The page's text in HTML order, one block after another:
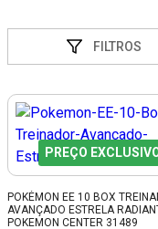
FILTROS
PREÇO
POKÉMON EE 10 BOX
AVANÇADO ESTRELA
POKEMON CENTER 31489